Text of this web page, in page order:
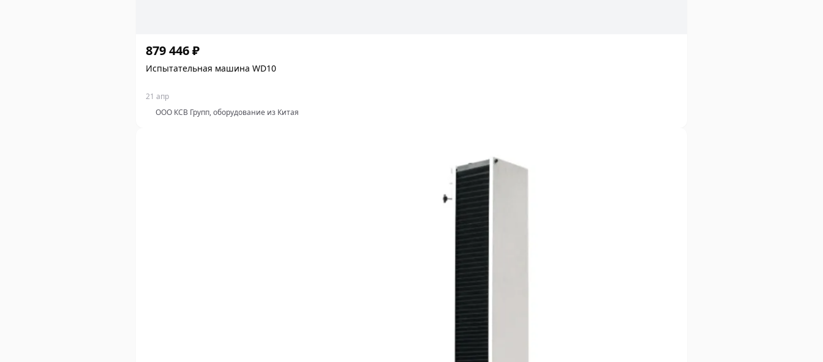
879 446 ₽
Испытательная машина WD10
21 апр
ООО КСВ Групп, оборудование из Китая